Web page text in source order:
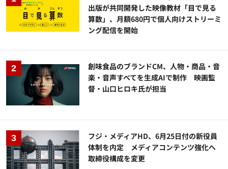
出版が共同開発した映像教材「目で見る
算数」、月額680円で個人向けストリーミ
ング配信を開始
創味食品のブランドCM、人物・商品・音
楽・音声すべてを生成AIで制作 映画監
督・山口ヒロキ氏が担当
フジ・メディアHD、6月25日付の新役員
体制を内定 メディアコンテンツ強化へ
取締役構成を変更